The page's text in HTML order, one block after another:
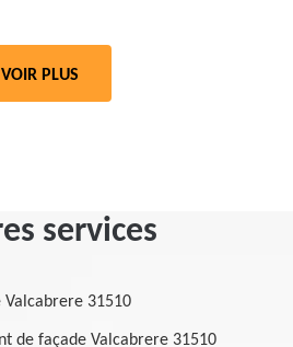
VOIR PLUS
services
Valcabrere 31510
de façade Valcabrere 31510